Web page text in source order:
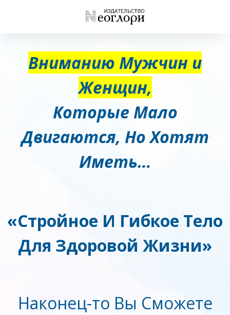
Вниманию Мужчин и
Женщин,
Которые Мало
Двигаются, Но Хотят
Иметь…
«Стройное И Гибкое Тело
Для Здоровой Жизни»
Наконец-то Вы Сможете